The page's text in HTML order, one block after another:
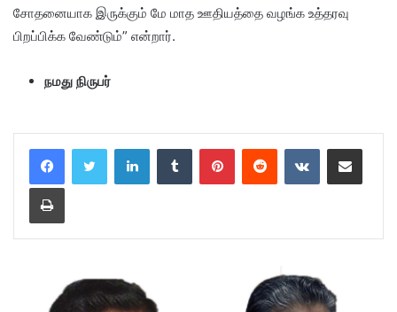
சோதனையாக இருக்கும் மே மாத ஊதியத்தை வழங்க உத்தரவு
பிறப்பிக்க வேண்டும்” என்றார்.
நமது நிருபர்
LinkedInTumblr PinterestReddit VKontakteShare via Email
Print